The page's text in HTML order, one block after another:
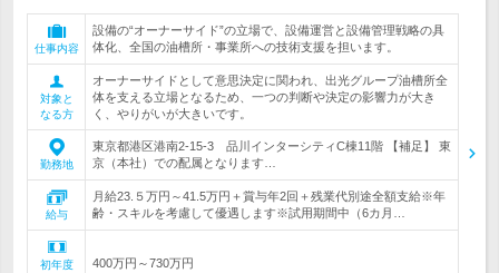
仕事内容
設備の“オーナーサイド”の立場で、設備運営と設備管理戦略の具
体化、全国の油槽所・事業所への技術支援を担います。
対象と
なる方
オーナーサイドとして意思決定に関われ、出光グループ油槽所全
体を支える立場となるため、一つの判断や決定の影響力が大き
く、やりがいが大きいです。
勤務地
東京都港区港南2-15-3 品川インターシティC棟11階 【補足】 東
京（本社）での配属となります…
給与
月給23.５万円～41.5万円＋賞与年2回＋残業代別途全額支給※年
齢・スキルを考慮して優遇します※試用期間中（6カ月…
初年度
400万円～730万円